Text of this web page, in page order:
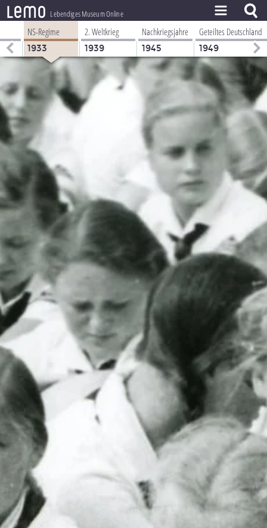
lemo Lebendiges Museum Online
ZEITSTRAHL
THEMEN
ZEITZEUGEN
BESTAND
LERNEN
PROJEKT
NS-Regime
1933
2. Weltkrieg
1939
Nachkriegsjahre
1945
Geteiltes Deutschland
1949